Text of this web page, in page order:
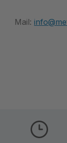
Mail: